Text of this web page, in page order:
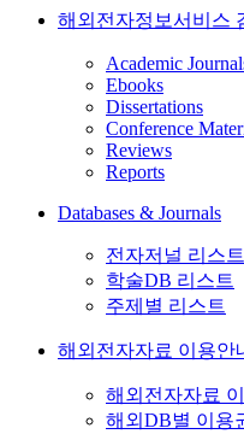
해외전자정보서비스
Academic
Ebooks
Dissertations
Conference
Reviews
Reports
Databases & Journals
전자저널 리스트
학술DB 리스트
주제별 리스트
해외전자자료 이용안
해외전자자료
해외DB별 이용